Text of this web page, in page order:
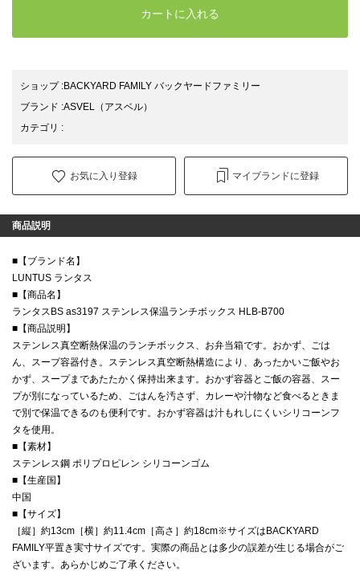
カートに入れる
ショップ:BACKYARD FAMILY バックヤードファミリー
ブランド :ASVEL
（アスベル）
カテゴリ :
お気に入り登録 マイブランドに登録
商品説明
■【ブランド名】
LUNTUS ランタス
■【商品名】
ランタスBS as3197 ステンレス保温ランチボックス HLB-B700
■【商品説明】
ステンレス真空断熱保温のランチボックス、お弁当箱です。おかず、ごは
ん、スープ容器付き。ステンレス真空断熱構造により、あったかいご飯やお
かず、スープまであたたかく保持出来ます。おかず容器とご飯の容器、スー
プが別になっているため、ごはんを汚さず、カレーや汁物など食べるときま
で別で保温できるのも便利です。おかず容器は汁もれしにくいシリコーンフ
タを使用。
■【素材】
ステンレス鋼 ポリプロピレン シリコーンゴム
■【生産国】
中国
■【サイズ】
［縦］約13cm［横］約11.4cm［高さ］約18cm※サイズはBACKYARD
FAMILY平置き実寸サイズです。実際の商品とは多少の誤差が生じる場合がご
ざいます。あらかじめご了承ください。